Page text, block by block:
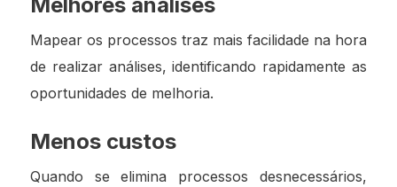
Mapear os processos traz mais facilidade na hora
de realizar análises, identificando rapidamente as
oportunidades de melhoria.
Menos custos
Quando se elimina processos desnecessários,